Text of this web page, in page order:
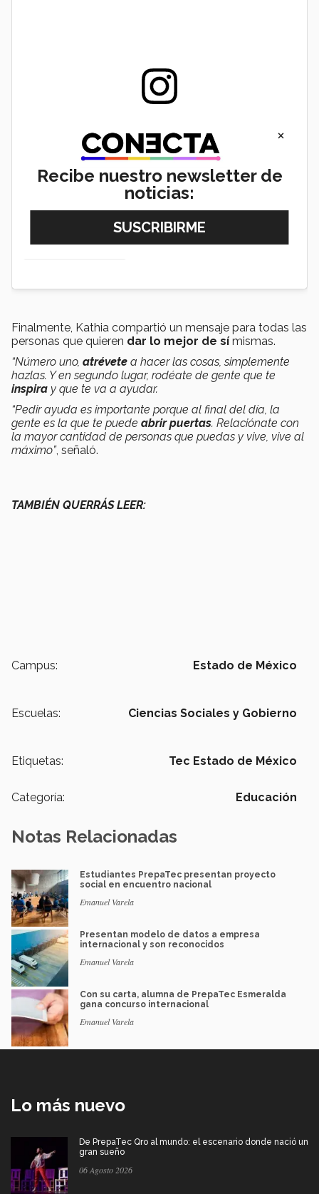
Finalmente, Kathia compartió un mensaje para todas las
personas que quieren dar lo mejor de sí mismas.
“Número uno, atrévete a hacer las cosas, simplemente
hazlas. Y en segundo lugar, rodéate de gente que te
inspira y que te va a ayudar.
“Pedir ayuda es importante porque al final del día, la
gente es la que te puede abrir puertas. Relaciónate con
la mayor cantidad de personas que puedas y vive, vive al
máximo”, señaló.
TAMBIÉN QUERRÁS LEER:
Campus: Estado de México
Escuelas: Ciencias Sociales y Gobierno
Etiquetas: Tec Estado de México
Categoría: Educación
Notas Relacionadas
Estudiantes PrepaTec presentan proyecto
social en encuentro nacional
Emanuel Varela
Presentan modelo de datos a empresa
internacional y son reconocidos
Emanuel Varela
Con su carta, alumna de PrepaTec Esmeralda
gana concurso internacional
Emanuel Varela
Lo más nuevo
De PrepaTec Qro al mundo: el escenario donde nació un
gran sueño
06 Agosto 2026
×
Recibe nuestro newsletter de
noticias: